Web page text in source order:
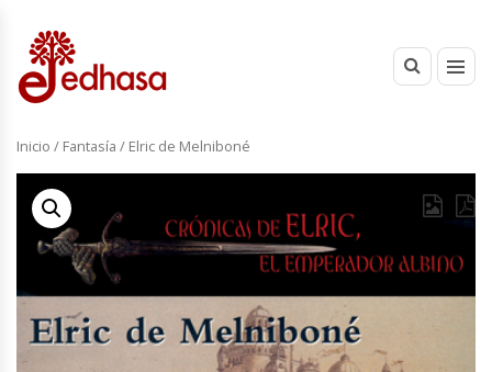
Inicio / Fantasía / Elric de Melniboné